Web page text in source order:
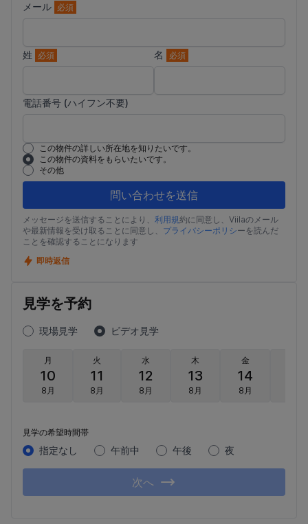
メール 必須
姓 必須 名 必須
電話番号 (ハイフン不要)
この物件の詳しい所在地を知りたいです。
この物件の資料をもらいたいです。
その他
問い合わせを送信
メッセージを送信することにより、 利用規約に同意し、Viilaのメール
や最新情報を受け取ることに同意し、 プライバシーポリシーを読んだ
ことを確認することになります
即時返信
見学を予約
現場見学 ビデオ見学
月
10
8月
火
11
8月
水
12
8月
木
13
8月
金
14
8月
見学の希望時間帯
指定なし 午前中 午後 夜
次へ